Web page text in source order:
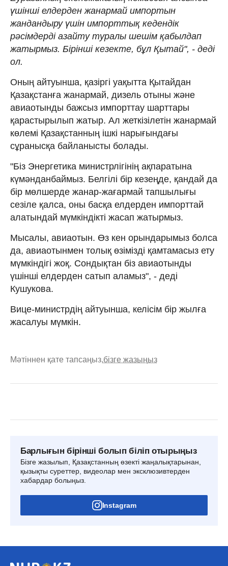
үшінші елдерден жанармай импортын
жандандыру үшін импорттық кедендік
рәсімдерді азайту туралы шешім қабылдап
жатырмыз. Бірінші кезекте, бұл Қытай", - деді
ол.
Оның айтуынша, қазіргі уақытта Қытайдан
Қазақстанға жанармай, дизель отыны және
авиаотынды бажсыз импорттау шарттары
қарастырылып жатыр. Ал жеткізілетін жанармай
көлемі Қазақстанның ішкі нарығындағы
сұранысқа байланысты болады.
"Біз Энергетика министрлігінің ақпаратына
күмәнданбаймыз. Белгілі бір кезеңде, қандай да
бір мөлшерде жанар-жағармай тапшылығы
сезіле қалса, оны басқа елдерден импорттай
алатындай мүмкіндікті жасап жатырмыз.
Мысалы, авиаотын. Өз кен орындарымыз болса
да, авиаотынмен толық өзімізді қамтамасыз ету
мүмкіндігі жоқ. Сондықтан біз авиаотынды
үшінші елдерден сатып аламыз", - деді
Кушукова.
Вице-министрдің айтуынша, келісім бір жылға
жасалуы мүмкін.
Мәтіннен қате тапсаңыз,бізге жазыңыз
Барлығын бірінші болып біліп отырыңыз
Бізге жазылып, Қазақстанның өзекті жаңалықтарынан,
қызықты суреттер, видеолар мен эксклюзивтерден
хабардар болыңыз.
Instagram